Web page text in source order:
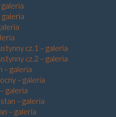
galeria
galeria
cz.1 – galeria
cz.2 – galeria
– galeria
– galeria
galeria
– galeria
– galeria